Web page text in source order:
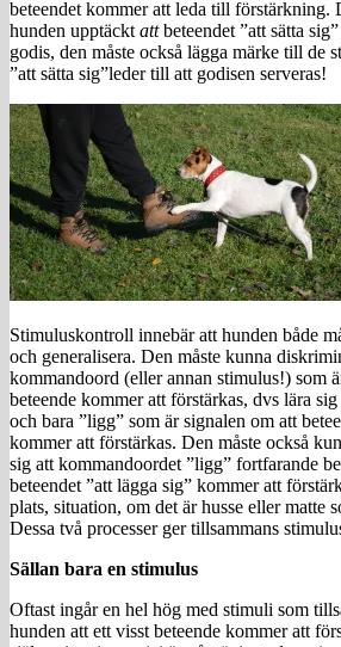
beteendet kommer att leda till förstärkning.
hunden upptäckt attbeteendet ”att sätta
godis, den måste också lägga märke till de
”att sätta sig”leder till att godisen serveras!
Stimuluskontroll innebär att hunden både
och generalisera. Den måste kunna
kommandoord (eller annan stimulus!) som
beteende kommer att förstärkas, dvs lära
och bara ”ligg” som är signalen om att
kommer att förstärkas. Den måste också
sig att kommandoordet ”ligg” fortfarande
beteendet ”att lägga sig” kommer att
plats, situation, om det är husse eller matte
Dessa två processer ger tillsammans
Sällan bara en stimulus
Oftast ingår en hel hög med stimuli som
hunden att ett visst beteende kommer att